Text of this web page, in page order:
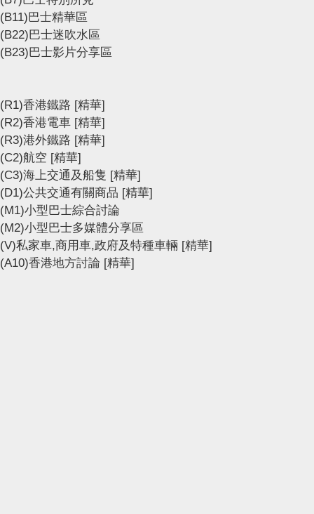
(B11)巴士精華區
(B22)巴士迷吹水區
(B23)巴士影片分享區
(R1)香港鐵路 [精華]
(R2)香港電車 [精華]
(R3)港外鐵路 [精華]
(C2)航空 [精華]
(C3)海上交通及船隻 [精華]
(D1)公共交通有關商品 [精華]
(M1)小型巴士綜合討論
(M2)小型巴士多媒體分享區
(V)私家車,商用車,政府及特種車輛 [精華]
(A10)香港地方討論 [精華]